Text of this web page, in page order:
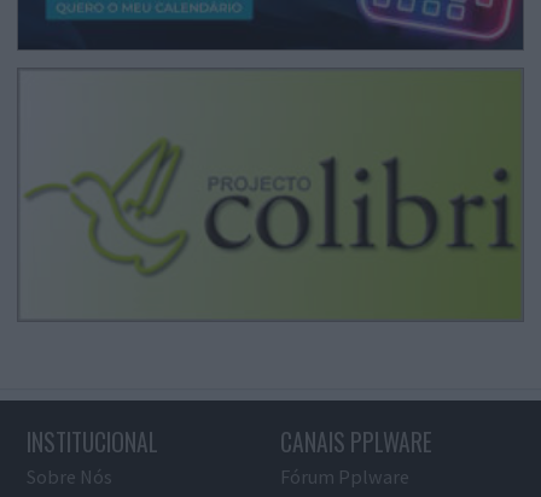
INSTITUCIONAL
Sobre Nós
CANAIS PPLWARE
Fórum Pplware